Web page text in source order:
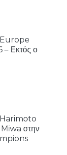
Europe
Εκτός ο
Harimoto
Miwa στην